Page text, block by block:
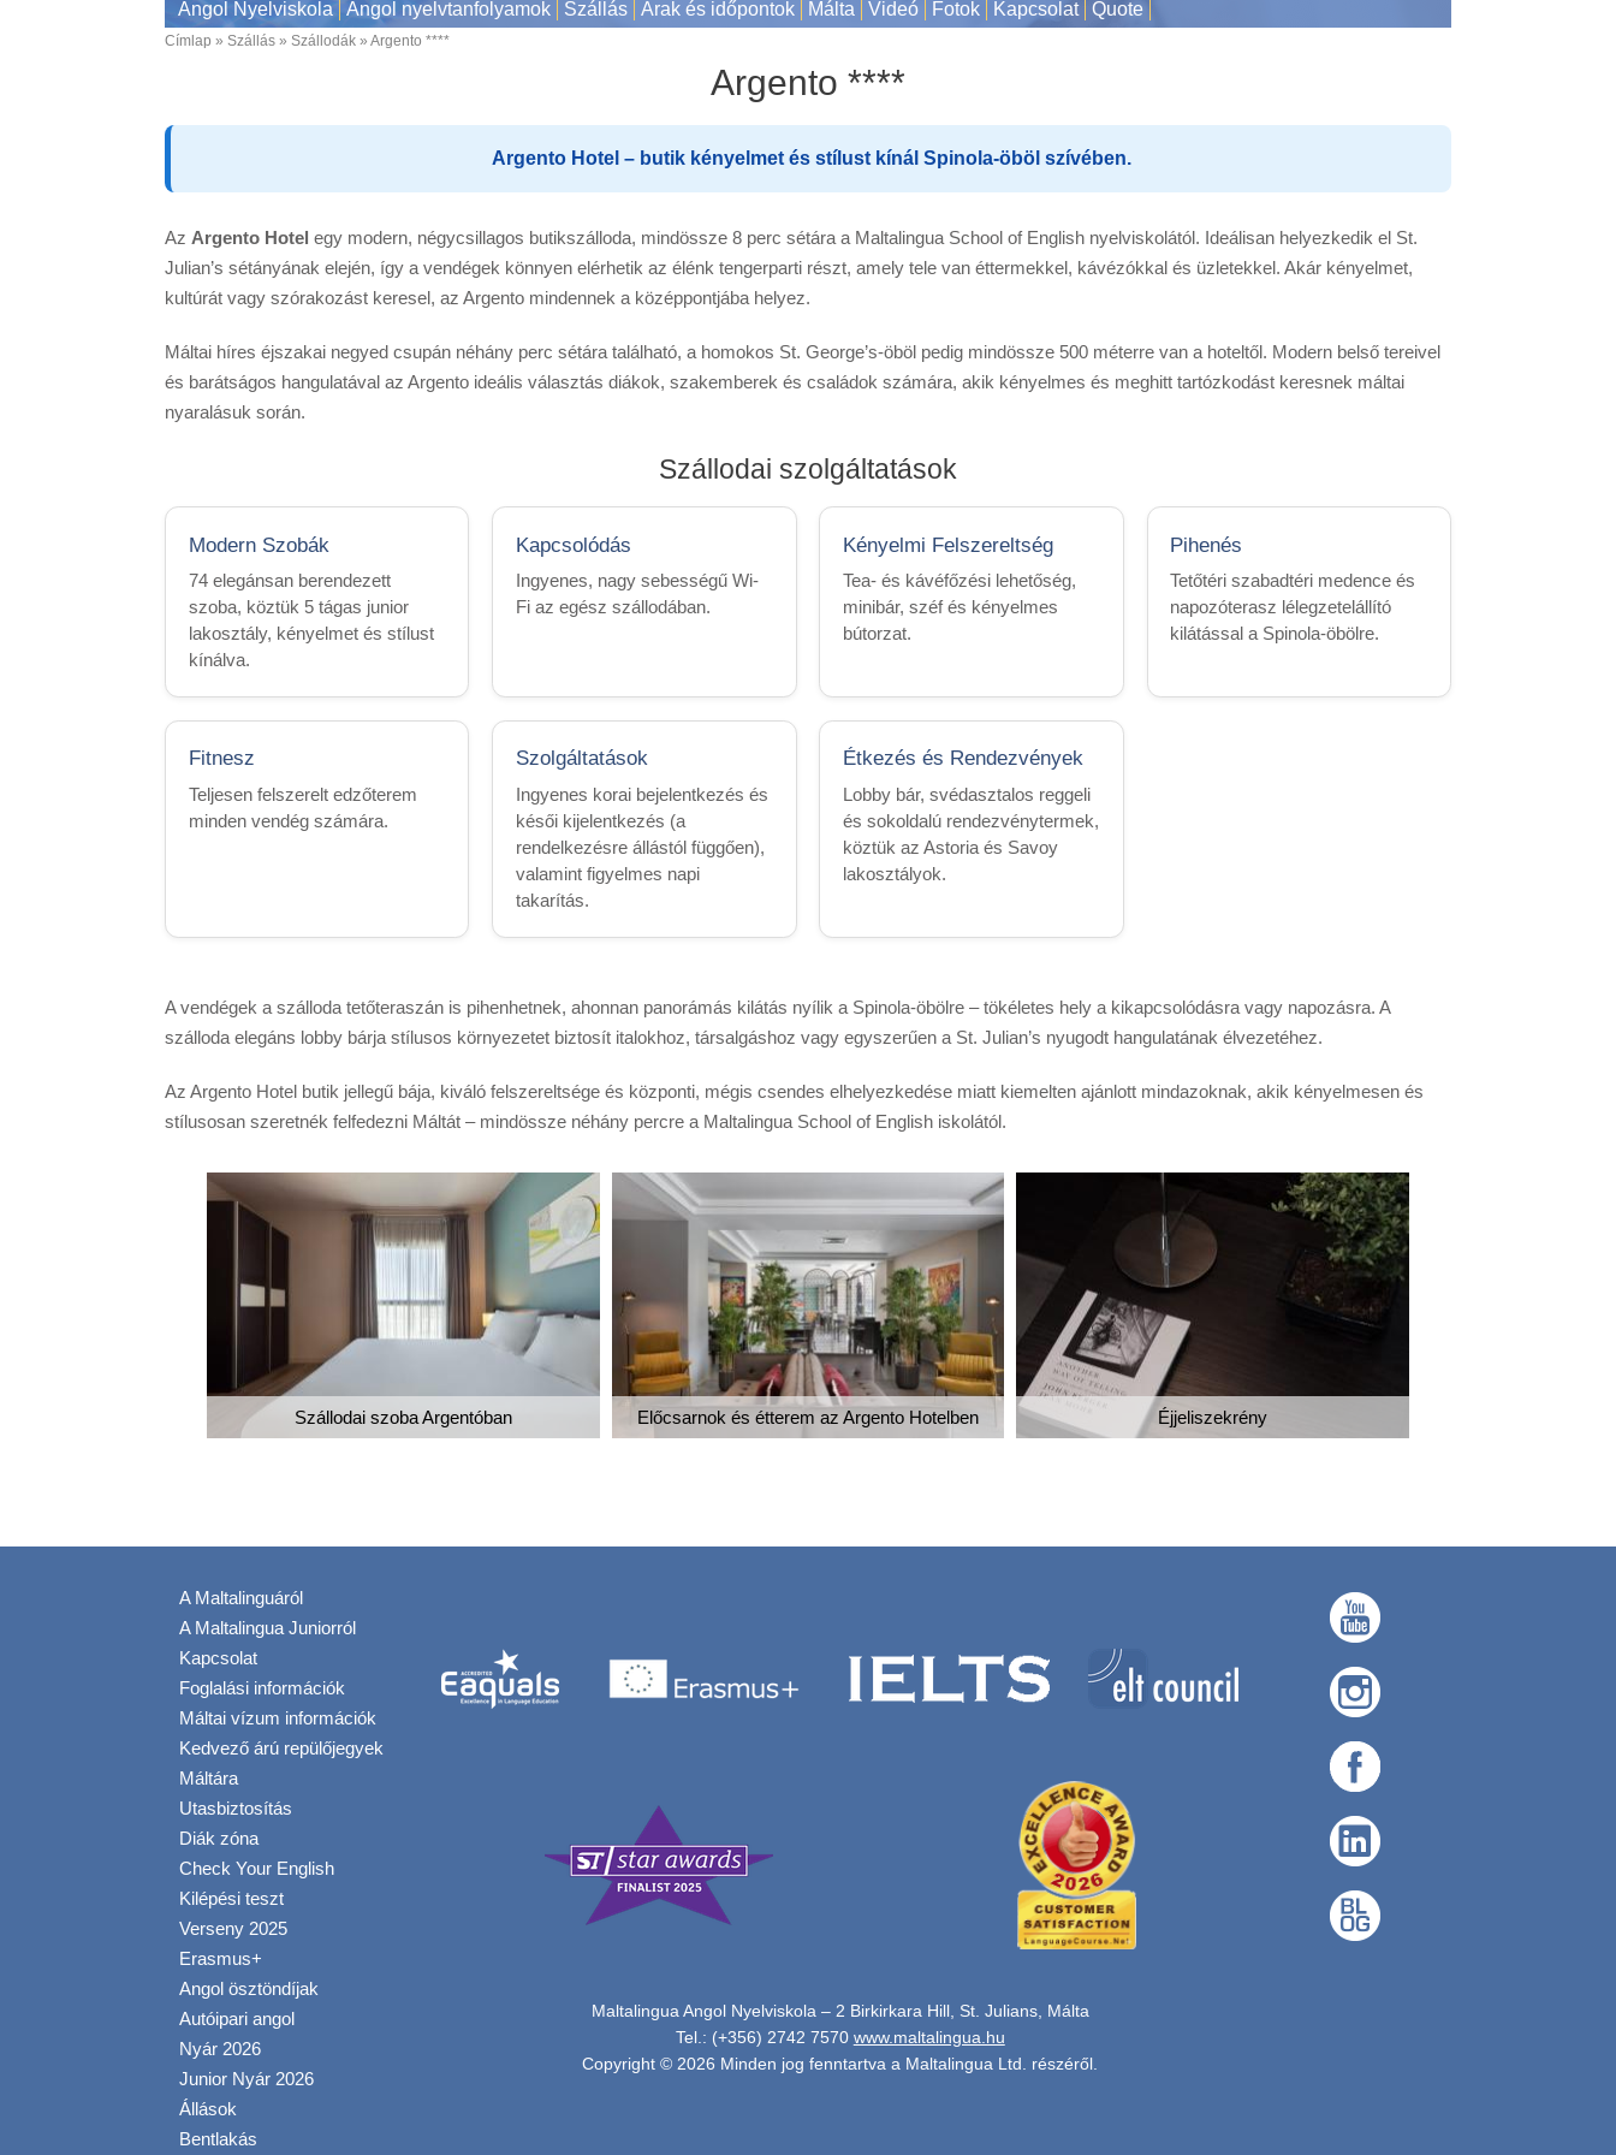
Angol Nyelviskola Angol nyelvtanfolyamok Szállás Árak és időpontok Málta Videó Fotok Kapcsolat Quote
Címlap Szállás Szállodák Argento ****
Argento ****
Argento Hotel – butik kényelmet és stílust kínál Spinola-öböl szívében.
Az Argento Hotel egy modern, négycsillagos butikszálloda, mindössze 8 perc sétára a Maltalingua School of English nyelviskolától. Ideálisan helyezkedik el St.
Julian’s sétányának elején, így a vendégek könnyen elérhetik az élénk tengerparti részt, amely tele van éttermekkel, kávézókkal és üzletekkel. Akár kényelmet,
kultúrát vagy szórakozást keresel, az Argento mindennek a középpontjába helyez.
Máltai híres éjszakai negyed csupán néhány perc sétára található, a homokos St. George’s-öböl pedig mindössze 500 méterre van a hoteltől. Modern belső tereivel
és barátságos hangulatával az Argento ideális választás diákok, szakemberek és családok számára, akik kényelmes és meghitt tartózkodást keresnek máltai
nyaralásuk során.
Szállodai szolgáltatások
Modern Szobák
74 elegánsan berendezett
szoba, köztük 5 tágas junior
lakosztály, kényelmet és stílust
kínálva.
Kapcsolódás
Ingyenes, nagy sebességű Wi-
Fi az egész szállodában.
Kényelmi Felszereltség
Tea- és kávéfőzési lehetőség,
minibár, széf és kényelmes
bútorzat.
Pihenés
Tetőtéri szabadtéri medence és
napozóterasz lélegzetelállító
kilátással a Spinola-öbölre.
Fitnesz
Teljesen felszerelt edzőterem
minden vendég számára.
Szolgáltatások
Ingyenes korai bejelentkezés és
késői kijelentkezés (a
rendelkezésre állástól függően),
valamint figyelmes napi
takarítás.
Étkezés és Rendezvények
Lobby bár, svédasztalos reggeli
és sokoldalú rendezvénytermek,
köztük az Astoria és Savoy
lakosztályok.
A vendégek a szálloda tetőteraszán is pihenhetnek, ahonnan panorámás kilátás nyílik a Spinola-öbölre – tökéletes hely a kikapcsolódásra vagy napozásra. A
szálloda elegáns lobby bárja stílusos környezetet biztosít italokhoz, társalgáshoz vagy egyszerűen a St. Julian’s nyugodt hangulatának élvezetéhez.
Az Argento Hotel butik jellegű bája, kiváló felszereltsége és központi, mégis csendes elhelyezkedése miatt kiemelten ajánlott mindazoknak, akik kényelmesen és
stílusosan szeretnék felfedezni Máltát – mindössze néhány percre a Maltalingua School of English iskolától.
Szállodai szoba Argentóban Előcsarnok és étterem az Argento Hotelben Éjjeliszekrény
A Maltalinguáról
A Maltalingua Juniorról
Kapcsolat
Foglalási információk
Máltai vízum információk
Kedvező árú repülőjegyek
Máltára
Utasbiztosítás
Diák zóna
Check Your English
Kilépési teszt
Verseny 2025
Erasmus+
Angol ösztöndíjak
Autóipari angol
Nyár 2026
Junior Nyár 2026
Állások
Bentlakás
Maltalingua Angol Nyelviskola – 2 Birkirkara Hill, St. Julians, Málta
Tel.: (+356) 2742 7570 www.maltalingua.hu
Copyright © 2026 Minden jog fenntartva a Maltalingua Ltd. részéről.